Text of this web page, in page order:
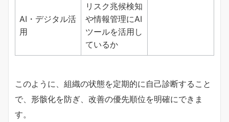
AI・デジタル活
用
リスク兆候検知
や情報管理にAI
ツールを活用し
ているか
このように、組織の状態を定期的に自己診断すること
で、形骸化を防ぎ、改善の優先順位を明確にできま
す。